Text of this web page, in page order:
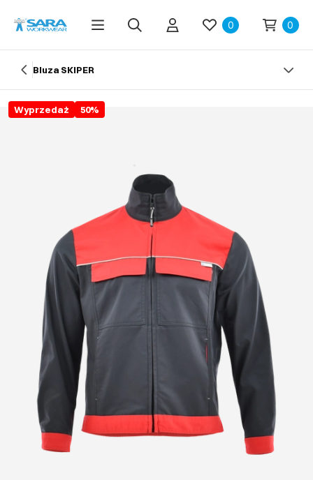
0 0
Bluza SKIPER
Wyprzedaż 50%